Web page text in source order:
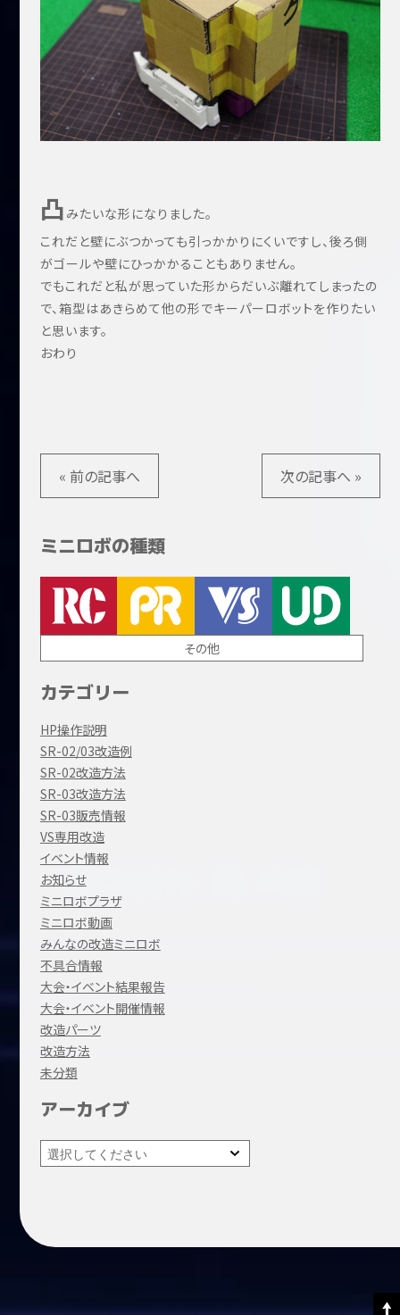
凸 みたいな形になりました。
これだと壁にぶつかっても引っかかりにくいですし、後ろ側
がゴールや壁にひっかかることもありません。
でもこれだと私が思っていた形からだいぶ離れてしまったの
で、箱型はあきらめて他の形でキーパーロボットを作りたい
と思います。
おわり
« 前の記事へ 次の記事へ »
ミニロボの種類
その他
カテゴリー
HP操作説明
SR-02/03改造例
SR-02改造方法
SR-03改造方法
SR-03販売情報
VS専用改造
イベント情報
お知らせ
ミニロボプラザ
ミニロボ動画
みんなの改造ミニロボ
不具合情報
大会・イベント結果報告
大会・イベント開催情報
改造パーツ
改造方法
未分類
アーカイブ